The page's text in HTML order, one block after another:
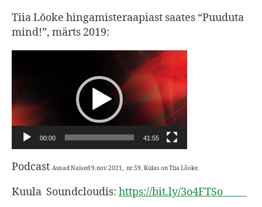
Tiia Lõoke hingamisteraapiast saates “Puuduta
mind!”, märts 2019:
e
o
s
i
a
00:00 41:55
Podcast Ausad Naised9.nov 2021, nr.59. Külas on Tiia Lõoke.
Kuula Soundcloudis: https://bit.ly/3o4FTSo